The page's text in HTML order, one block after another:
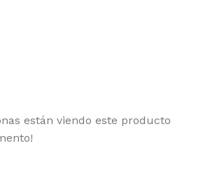
están viendo este producto